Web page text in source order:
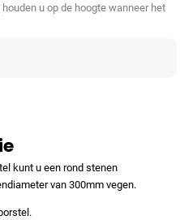
u op de hoogte wanneer het
kunt u een rond stenen
van 300mm vegen.